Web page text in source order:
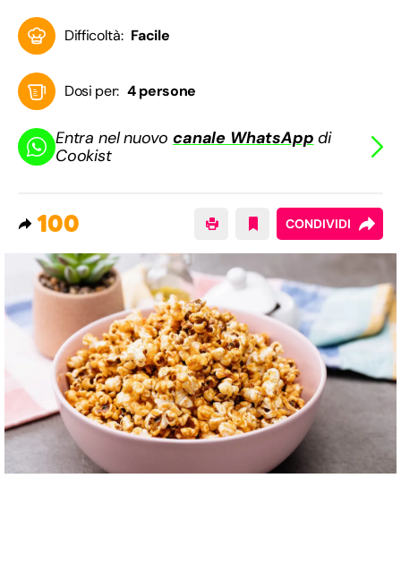
Difficoltà: Facile
Dosi per: 4 persone
Entra nel nuovocanale WhatsApp di
Cookist
100 CONDIVIDI